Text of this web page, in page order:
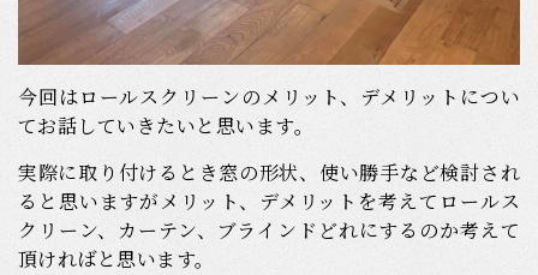
今回はロールスクリーンのメリット、デメリットについ
てお話していきたいと思います。
実際に取り付けるとき窓の形状、使い勝手など検討され
ると思いますがメリット、デメリットを考えてロールス
クリーン、カーテン、ブラインドどれにするのか考えて
頂ければと思います。